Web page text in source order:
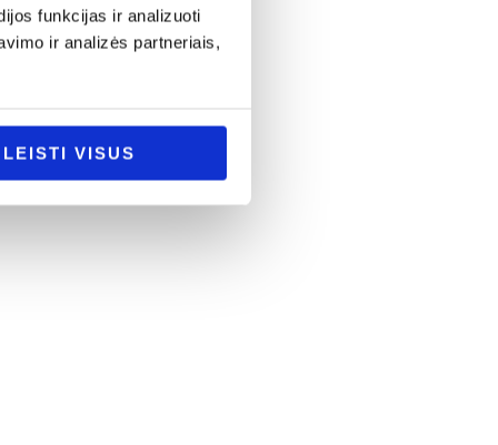
funkcijas ir analizuoti
ir analizės partneriais,
LEISTI VISUS